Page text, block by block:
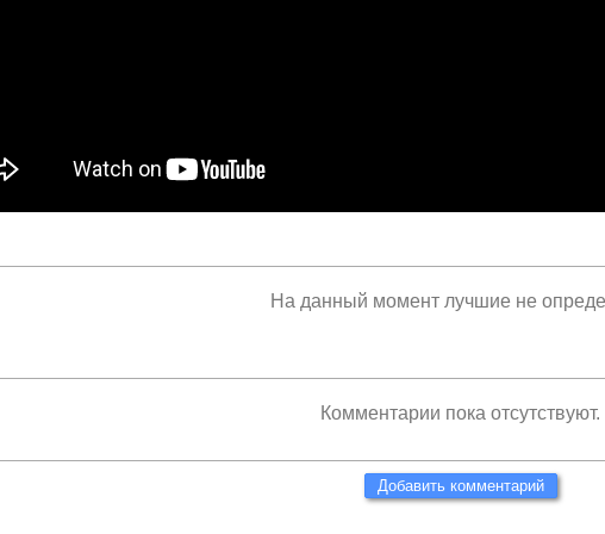
На данный момент лучшие не
Комментарии пока отсутствуют.
Добавить комментарий